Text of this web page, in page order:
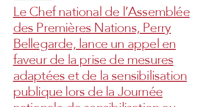
Le Chef national de l’Assemblée
des Premières Nations, Perry
Bellegarde, lance un appel en
faveur de la prise de mesures
adaptées et de la sensibilisation
publique lors de la Journée